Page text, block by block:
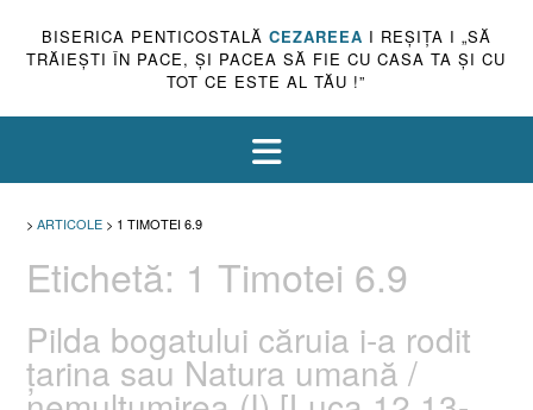
BISERICA PENTICOSTALĂ CEZAREEA I REŞIŢA I „SĂ
TRĂIEŞTI ÎN PACE, ŞI PACEA SĂ FIE CU CASA TA ŞI CU
TOT CE ESTE AL TĂU !”
> ARTICOLE > 1 TIMOTEI 6.9
Etichetă: 1 Timotei 6.9
Pilda bogatului căruia i-a rodit
ţarina sau Natura umană /